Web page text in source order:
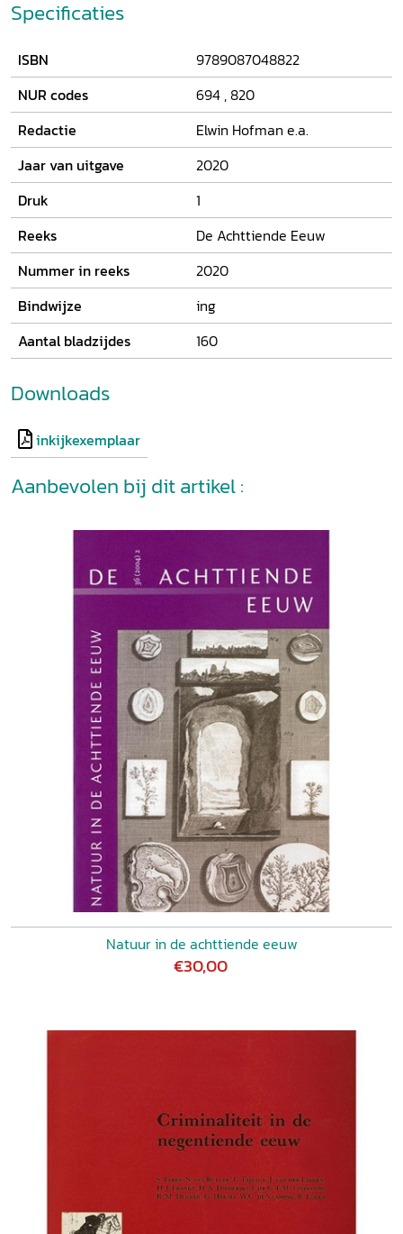
disciplinaire achtergronden van de auteurs zorgen voor
een rijk palet aan toegankelijk geschreven nieuwe
maatschappij van de achttiende eeuw. Buiten het
themadossier verzorgen Lieke van Deinsen en Ton van
Strien een artikel over achttiende-eeuwse
literatuurgeschiedenissen.
Specificaties
ISBN
9789087048822
NUR codes
694 ,820
Redactie
Elwin Hofman e.a.
Jaar van uitgave
2020
Druk
1
Reeks
De Achttiende Eeuw
Nummer in reeks
2020
Bindwijze
ing
Aantal bladzijdes
160
Downloads
inkijkexemplaar
Aanbevolen bij dit artikel :
Natuur in de achttiende eeuw
€30,00